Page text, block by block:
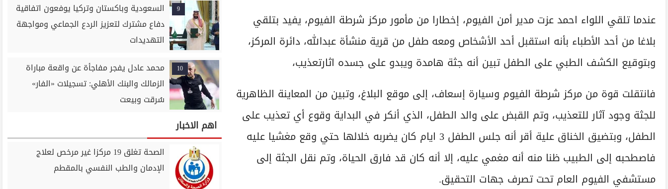
عندما تلقي اللواء احمد عزت مدير أمن الفيوم، إخطارا من مأمور مركز شرطة الفيوم، يفيد بتلقي
بلاغا من أحد الأطباء بأنه استقبل أحد الأشخاص ومعه طفل من قرية منشأة عبدالله، دائرة المركز،
وبتوقيع الكشف الطبي على الطفل تبين أنه جثة هامدة ويبدو على جسده اثارتعذيب،
فانتقلت قوة من مركز شرطة الفيوم وسيارة إسعاف، إلى موقع البلاغ، وتبين من المعاينة الظاهرية
للجثة وجود آثار للتعذيب، وتم القبض على والد الطفل، الذي أنكر في البداية وقوع أي تعذيب على
الطفل، وبتضيق الخناق علية أقر أنه جلس الطفل 3 ايام كان يضربه خلالها حتي وقع مغشيا عليه
فاصطحبه إلى الطبيب ظنا منه أنه مغمي عليه، إلا أنه كان قد فارق الحياة، وتم نقل الجثة إلى
مستشفي الفيوم العام تحت تصرف جهات التحقيق.
9
السعودية وباكستان وتركيا يوفعون اتفاقية
دفاع مشترك لتعزيز الردع الجماعي ومواجهة
التهديدات
10
محمد عادل يفجر مفاجأة عن واقعة مباراة
الزمالك والبنك الأهلي: تسجيلات «الفار»
سُرقت وبيعت
اهم الاخبار
الصحة تغلق 19 مركزا غير مرخص لعلاج
الإدمان والطب النفسي بالمقطم